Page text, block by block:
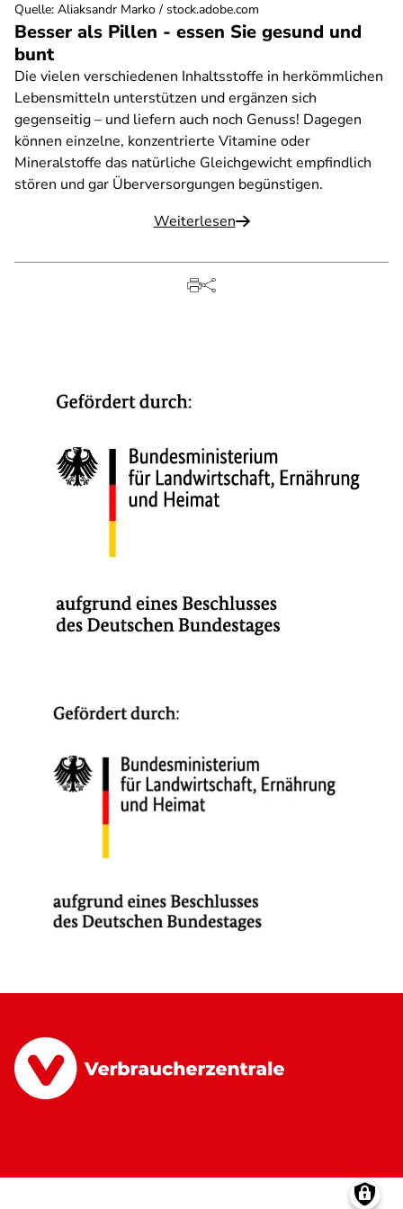
Besser als Pillen - essen Sie gesund und
bunt
Die vielen verschiedenen Inhaltsstoffe in herkömmlichen
Lebensmitteln unterstützen und ergänzen sich
gegenseitig – und liefern auch noch Genuss! Dagegen
können einzelne, konzentrierte Vitamine oder
Mineralstoffe das natürliche Gleichgewicht empfindlich
stören und gar Überversorgungen begünstigen.
Weiterlesen
Quelle: Aliaksandr Marko / stock.adobe.com